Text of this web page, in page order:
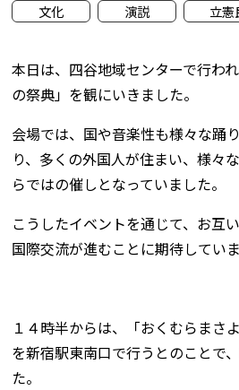
文化
演説 立憲
本日は、四谷地域センターで行わ
の祭典」を観にいきました。
会場では、国や音楽性も様々な踊
り、多くの外国人が住まい、様々
らではの催しとなっていました。
こうしたイベントを通じて、お互
国際交流が進むことに期待していま
１４時半からは、「おくむらまさ
を新宿駅東南口で行うとのことで
た。